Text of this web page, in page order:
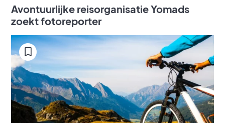
Avontuurlijke reisorganisatie Yomads
zoekt fotoreporter